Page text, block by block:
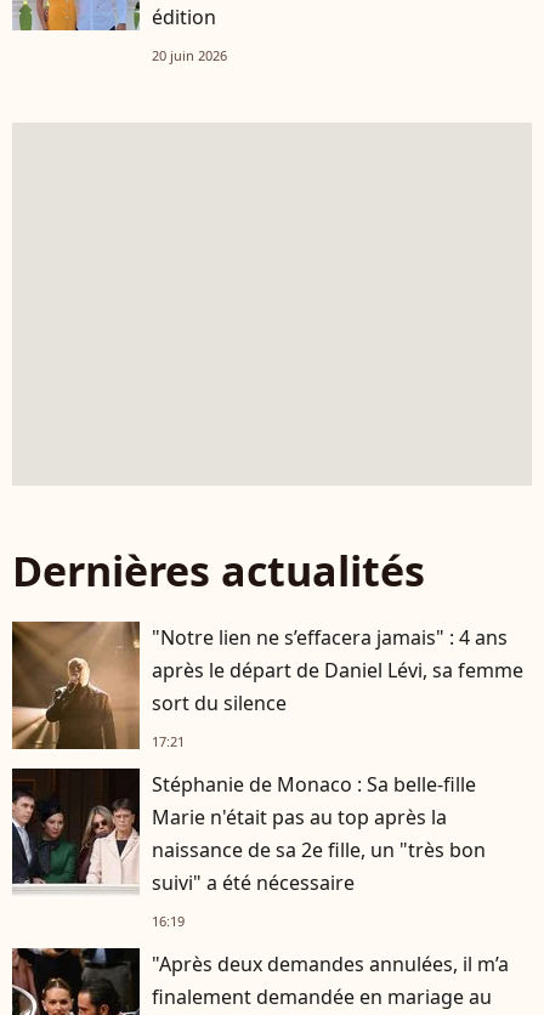
édition
20 juin 2026
Dernières actualités
"Notre lien ne s’effacera jamais" : 4 ans
après le départ de Daniel Lévi, sa femme
sort du silence
17:21
Stéphanie de Monaco : Sa belle-fille
Marie n'était pas au top après la
naissance de sa 2e fille, un "très bon
suivi" a été nécessaire
16:19
"Après deux demandes annulées, il m’a
finalement demandée en mariage au